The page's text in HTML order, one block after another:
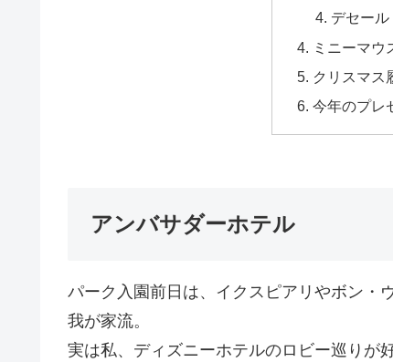
デセール
ミニーマウ
クリスマス
今年のプレ
アンバサダーホテル
パーク入園前日は、イクスピアリやボン・
我が家流。
実は私、ディズニーホテルのロビー巡りが